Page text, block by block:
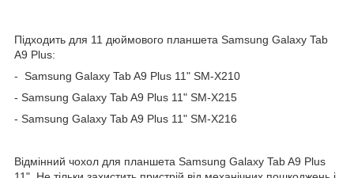
Підходить для 11 дюймового планшета Samsung Galaxy Tab
A9 Plus:
- Samsung Galaxy Tab A9 Plus 11" SM-X210
- Samsung Galaxy Tab A9 Plus 11" SM-X215
- Samsung Galaxy Tab A9 Plus 11" SM-X216
Відмінний чохол для планшета Samsung Galaxy Tab A9 Plus